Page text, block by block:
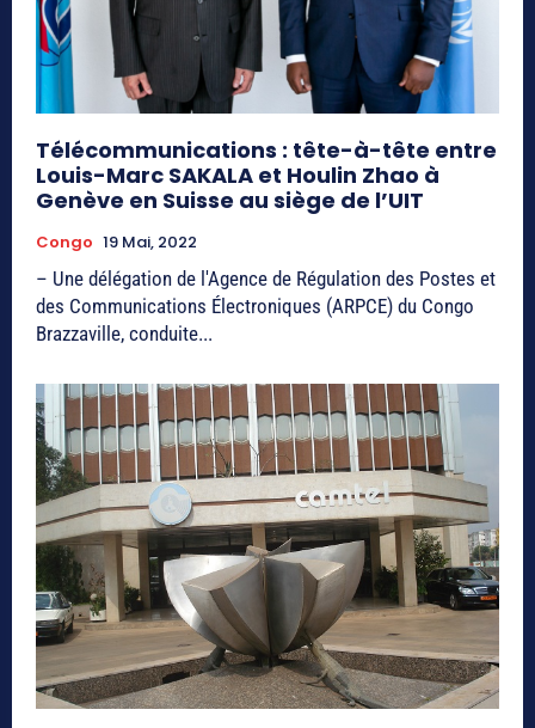
Télécommunications : tête-à-tête entre
Louis-Marc SAKALA et Houlin Zhao à
Genève en Suisse au siège de l’UIT
Congo 19 Mai, 2022
– Une délégation de l'Agence de Régulation des Postes et
des Communications Électroniques (ARPCE) du Congo
Brazzaville, conduite...